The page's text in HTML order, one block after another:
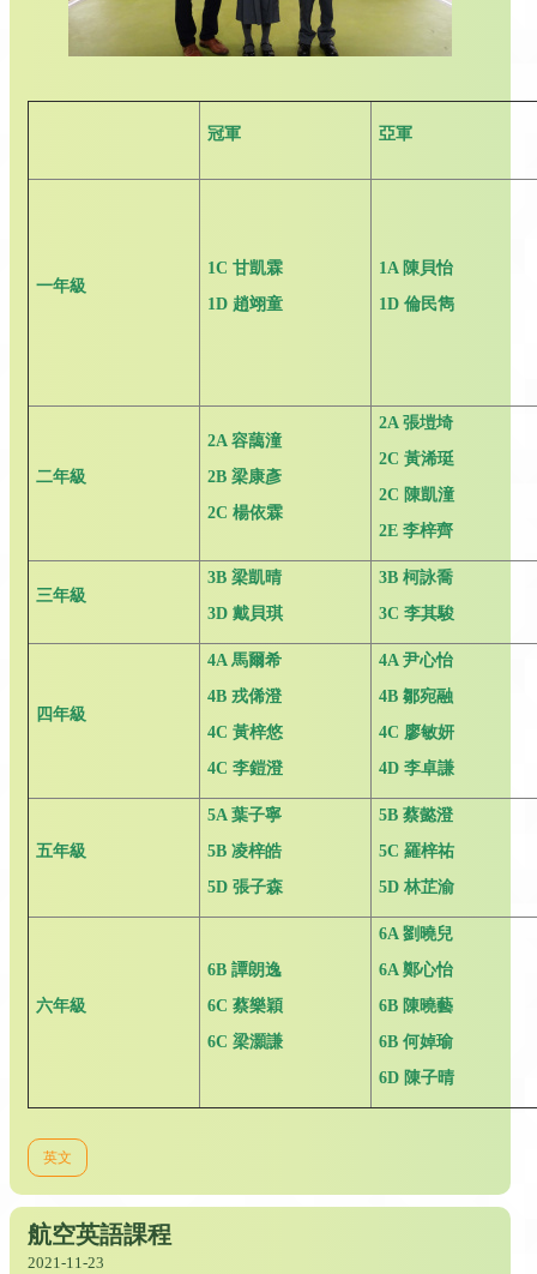
冠軍 亞軍
一年級
1C 甘凱霖
1D 趙翊童
1A 陳貝怡
1D 倫民雋
二年級
2A 容藹潼
2B 梁康彥
2C 楊依霖
2A 張塏埼
2C 黃浠珽
2C 陳凱潼
2E 李梓齊
三年級
3B 梁凱晴
3D 戴貝琪
3B 柯詠喬
3C 李其駿
四年級
4A 馬爾希
4B 戎俙澄
4C 黃梓悠
4C 李鎧澄
4A 尹心怡
4B 鄒宛融
4C 廖敏妍
4D 李卓謙
五年級
5A 葉子寧
5B 凌梓皓
5D 張子森
5B 蔡懿澄
5C 羅梓祐
5D 林芷渝
六年級
6B 譚朗逸
6C 蔡樂穎
6C 梁灝謙
6A 劉曉兒
6A 鄭心怡
6B 陳曉藝
6B 何婥瑜
6D 陳子晴
英文
航空英語課程
2021-11-23